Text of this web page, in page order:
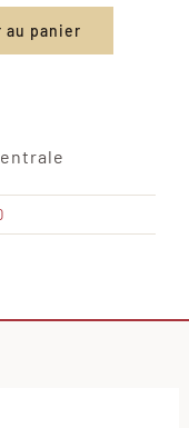
au panier